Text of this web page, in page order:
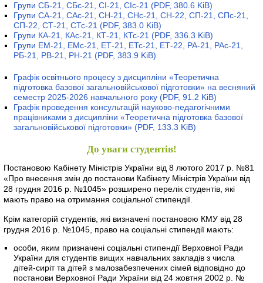
Групи СБ-21, СБс-21, СІ-21, СІс-21 (PDF, 380.6 KiB)
Групи СА-21, САс-21, СН-21, СНс-21, СН-22, СП-21, СПс-21,
СП-22, СТ-21, СТс-21 (PDF, 383.0 KiB)
Групи КА-21, КАс-21, КТ-21, КТс-21 (PDF, 336.3 KiB)
Групи ЕМ-21, ЕМс-21, ЕТ-21, ЕТс-21, ЕТ-22, РА-21, РАс-21,
РБ-21, РВ-21, РН-21 (PDF, 383.9 KiB)
Графік освітнього процесу з дисципліни «Теоретична
підготовка базової загальновійськової підготовки» на весняний
семестр 2025-2026 навчального року (PDF, 91.2 KiB)
Графік проведення консультацій науково-педагогічними
працівниками з дисципліни «Теоретична підготовка базової
загальновійськової підготовки» (PDF, 133.3 KiB)
До уваги студентів!
Постановою Кабінету Міністрів України від 8 лютого 2017 р. №81
«Про внесення змін до постанови Кабінету Міністрів України від
28 грудня 2016 р. №1045» розширено перелік студентів, які
мають право на отримання соціальної стипендії.
Крім категорій студентів, які визначені постановою КМУ від 28
грудня 2016 р. №1045, право на соціальні стипендії мають:
особи, яким призначені соціальні стипендії Верховної Ради
України для студентів вищих навчальних закладів з числа
дітей-сиріт та дітей з малозабезпечених сімей відповідно до
постанови Верховної Ради України від 24 жовтня 2002 р. №